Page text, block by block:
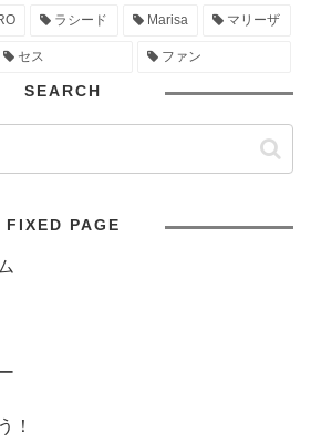
ラシード Marisa マリーザ
セス ファン
SEARCH
FIXED PAGE
！